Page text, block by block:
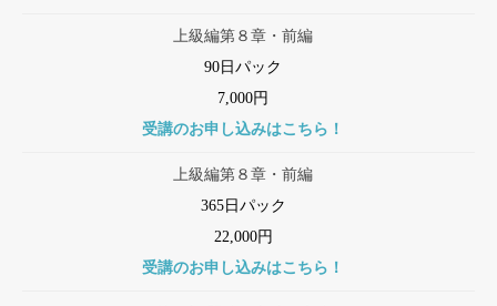
上級編第８章・前編
90日パック
7,000円
受講のお申し込みはこちら！
上級編第８章・前編
365日パック
22,000円
受講のお申し込みはこちら！